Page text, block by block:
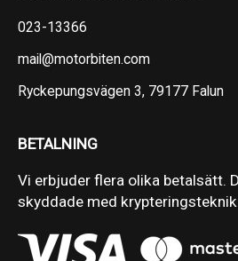
023-13366
mail@motorbiten.com
Ryckepungsvägen 3, 79177 Falun
BETALNING
Vi erbjuder flera olika betalsätt.
skyddade med krypteringsteknik.